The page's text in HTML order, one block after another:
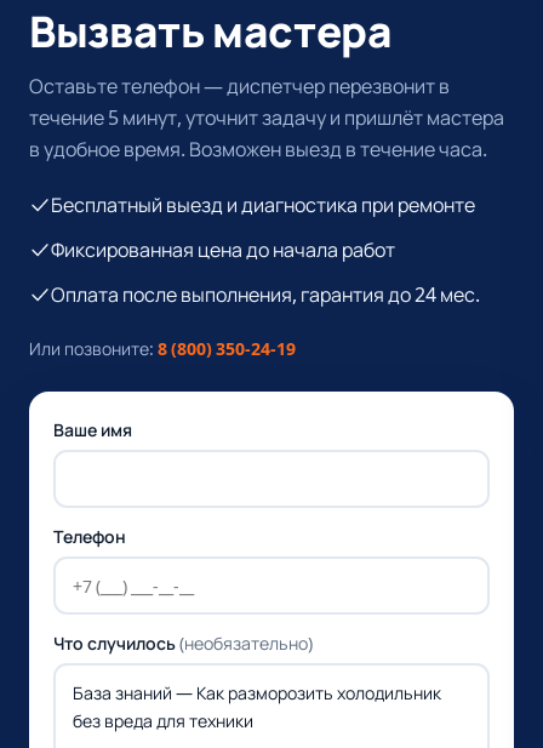
Вызвать мастера
Оставьте телефон — диспетчер перезвонит в
течение 5 минут, уточнит задачу и пришлёт мастера
в удобное время. Возможен выезд в течение часа.
Бесплатный выезд и диагностика при ремонте
Фиксированная цена до начала работ
Оплата после выполнения, гарантия до 24 мес.
Или позвоните: 8 (800) 350-24-19
Ваше имя
Телефон
Что случилось(необязательно)